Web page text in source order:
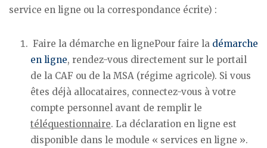
service en ligne ou la correspondance écrite) :
Faire la démarche en lignePour faire la démarche
en ligne, rendez-vous directement sur le portail
de la CAF ou de la MSA (régime agricole). Si vous
êtes déjà allocataires, connectez-vous à votre
compte personnel avant de remplir le
téléquestionnaire. La déclaration en ligne est
disponible dans le module « services en ligne ».